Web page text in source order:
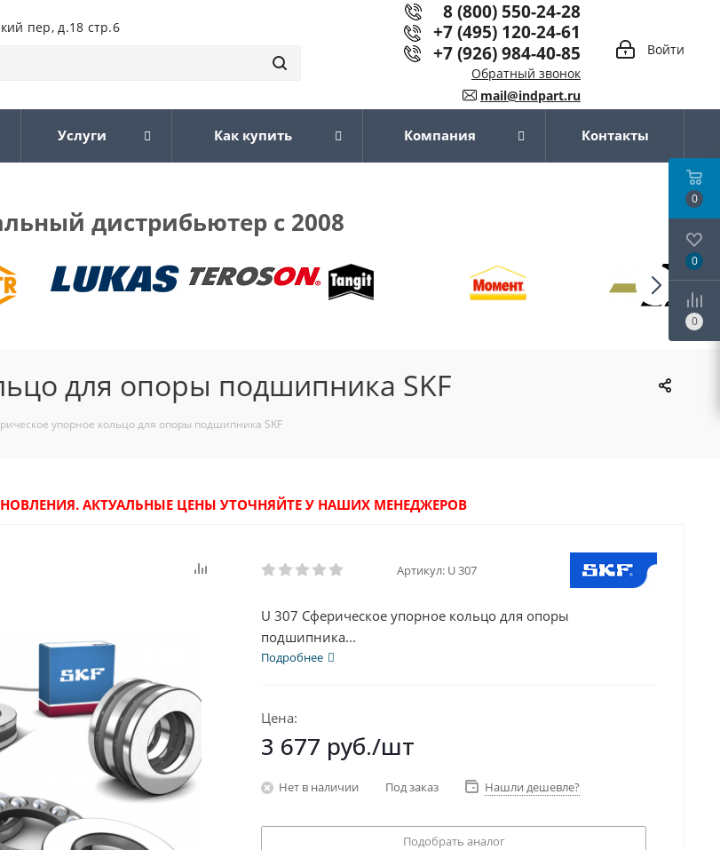
пер, д.18 стр.6
Войти
8 (800) 550-24-28
+7 (495) 120-24-61
+7 (926) 984-40-85
Обратный звонок
mail@indpart.ru
Услуги Как купить Компания Контакты
дистрибьютер с 2008
для опоры подшипника SKF
упорное кольцо для опоры подшипника SKF
АКТУАЛЬНЫЕ ЦЕНЫ УТОЧНЯЙТЕ У НАШИХ МЕНЕДЖЕРОВ
Артикул: U 307
U 307 Сферическое упорное кольцо для опоры
подшипника...
Подробнее
Цена:
3 677 руб./шт
Нет в наличии Под заказ Нашли дешевле?
Подобрать аналог
0
0
0